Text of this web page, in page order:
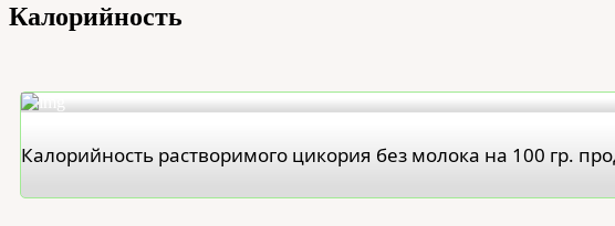
Калорийность
Калорийность растворимого цикория без молока на 100 гр.